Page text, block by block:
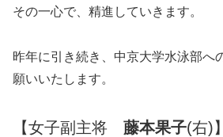
その一心で、精進していきます。
昨年に引き続き、中京大学水泳部へ
願いいたします。
【女子副主将 藤本果子(右)】